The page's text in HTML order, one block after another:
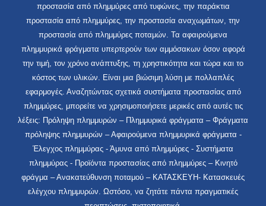
προστασία από πλημμύρες από τυφώνες, την παράκτια
προστασία από πλημμύρες, την προστασία αναχωμάτων, την
προστασία από πλημμύρες ποταμών. Τα αφαιρούμενα
πλημμυρικά φράγματα υπερτερούν των αμμόσακων όσον αφορά
την τιμή, τον χρόνο ανάπτυξης, τη χρηστικότητα και τώρα και το
κόστος των υλικών. Είναι μια βιώσιμη λύση με πολλαπλές
εφαρμογές. Αναζητώντας σχετικά συστήματα προστασίας από
πλημμύρες, μπορείτε να χρησιμοποιήσετε μερικές από αυτές τις
λέξεις: Πρόληψη πλημμυρών – Πλημμυρικά φράγματα – Φράγματα
πρόληψης πλημμυρών – Αφαιρούμενα πλημμυρικά φράγματα -
Έλεγχος πλημμύρας - Άμυνα από πλημμύρες - Συστήματα
πλημμύρας - Προϊόντα προστασίας από πλημμύρες – Κινητό
φράγμα – Ανακατεύθυνση ποταμού – ΚΑΤΑΣΚΕΥΗ- Κατασκευές
ελέγχου πλημμυρών. Ωστόσο, να ζητάτε πάντα πραγματικές